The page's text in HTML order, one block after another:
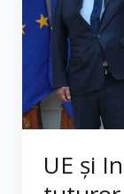
UE și